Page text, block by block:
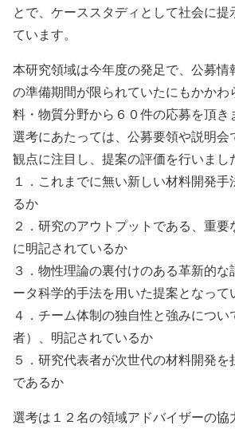
とで、ケーススタディとして社会に提
ています。
本研究領域は今年度の発足で、公募情
の準備期間が限られていたにもかかわ
料・物質分野から６０件の応募を頂き
選考にあたっては、公募要領や説明会
観点に注目し、提案の評価を行いまし
１．これまでに無い新しい材料開発
るか
２．研究のアウトプットである、重
に明記されているか
３．物性理論の裏付けのある革新的
ータ科学的手法を用いた提案となって
４．チーム体制の独自性と強みについ
者）、明記されているか
５．研究代表者が次世代の材料開発
であるか
選考は１２名の領域アドバイザーの協